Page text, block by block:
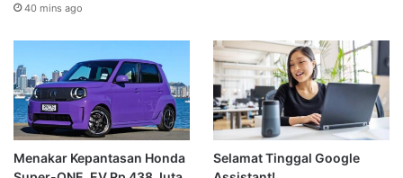
40 mins ago
Menakar Kepantasan Honda
Selamat Tinggal Google